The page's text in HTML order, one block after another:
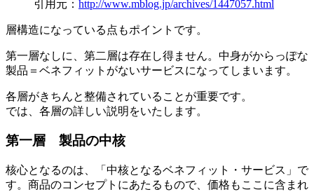
引用元： http://www.mblog.jp/archives/1447057.html
層構造になっている点もポイントです。
第一層なしに、第二層は存在し得ません。中身がからっぽな
製品＝ベネフィットがないサービスになってしまいます。
各層がきちんと整備されていることが重要です。
では、各層の詳しい説明をいたします。
第一層 製品の中核
核心となるのは、「中核となるベネフィット・サービス」で
す。商品のコンセプトにあたるもので、価格もここに含まれ